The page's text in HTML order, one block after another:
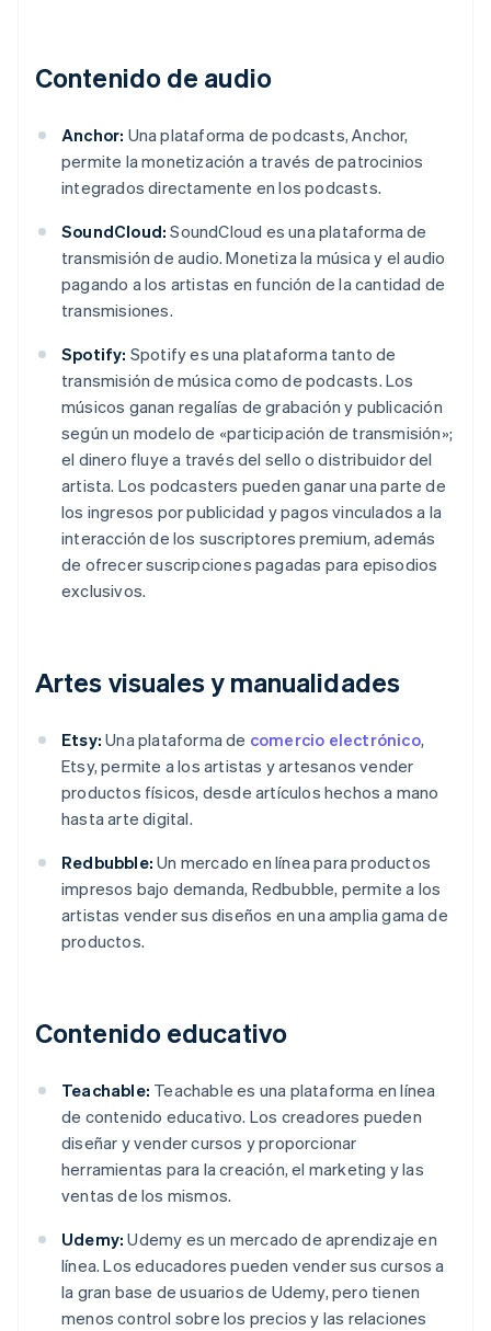
Contenido de audio
Anchor: Una plataforma de podcasts, Anchor,
permite la monetización a través de patrocinios
integrados directamente en los podcasts.
SoundCloud: SoundCloud es una plataforma de
transmisión de audio. Monetiza la música y el audio
pagando a los artistas en función de la cantidad de
transmisiones.
Spotify: Spotify es una plataforma tanto de
transmisión de música como de podcasts. Los
músicos ganan regalías de grabación y publicación
según un modelo de «participación de transmisión»;
el dinero fluye a través del sello o distribuidor del
artista. Los podcasters pueden ganar una parte de
los ingresos por publicidad y pagos vinculados a la
interacción de los suscriptores premium, además
de ofrecer suscripciones pagadas para episodios
exclusivos.
Artes visuales y manualidades
Etsy: Una plataforma de comercio electrónico,
Etsy, permite a los artistas y artesanos vender
productos físicos, desde artículos hechos a mano
hasta arte digital.
Redbubble: Un mercado en línea para productos
impresos bajo demanda, Redbubble, permite a los
artistas vender sus diseños en una amplia gama de
productos.
Contenido educativo
Teachable: Teachable es una plataforma en línea
de contenido educativo. Los creadores pueden
diseñar y vender cursos y proporcionar
herramientas para la creación, el marketing y las
ventas de los mismos.
Udemy: Udemy es un mercado de aprendizaje en
línea. Los educadores pueden vender sus cursos a
la gran base de usuarios de Udemy, pero tienen
menos control sobre los precios y las relaciones